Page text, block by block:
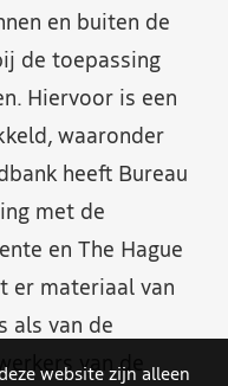
en buiten de
de toepassing
Hiervoor is een
waaronder
heeft Bureau
met de
en The Hague
er materiaal van
als van de
van de
website zijn alleen